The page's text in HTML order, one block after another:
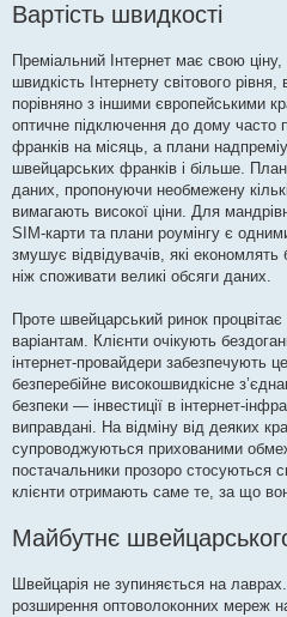
Вартість швидкості
Преміальний Інтернет має свою
швидкість Інтернету світового
порівняно з іншими європейськими
оптичне підключення до дому часто
франків на місяць, а плани
швейцарських франків і більше.
даних, пропонуючи необмежену
вимагають високої ціни. Для
SIM-карти та плани роумінгу є
змушує відвідувачів, які
ніж споживати великі обсяги даних.
Проте швейцарський ринок
варіантам. Клієнти очікують
інтернет-провайдери забезпечують
безперебійне високошвидкісне
безпеки — інвестиції в інтернет-
виправдані. На відміну від деяких
супроводжуються прихованими
постачальники прозоро стосуються
клієнти отримають саме те, за що
Майбутнє
Швейцарія не зупиняється на
розширення оптоволоконних мереж на